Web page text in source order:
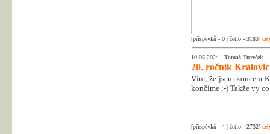
[příspěvků - 0 | četlo - 3183]
10.05.2024 - Tomáš Tureček
20. ročník
Vím, že jsem koncem
končíme ;-) Takže vy
[příspěvků - 4 | četlo - 2732]